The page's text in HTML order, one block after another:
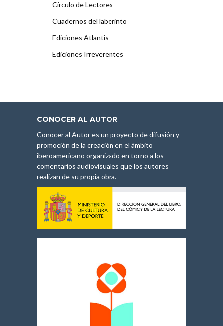
Círculo de Lectores
Cuadernos del laberinto
Ediciones Atlantis
Ediciones Irreverentes
CONOCER AL AUTOR
Conocer al Autor es un proyecto de difusión y
promoción de la creación en el ámbito
iberoamericano organizado en torno a los
comentarios audiovisuales que los autores
realizan de su propia obra.